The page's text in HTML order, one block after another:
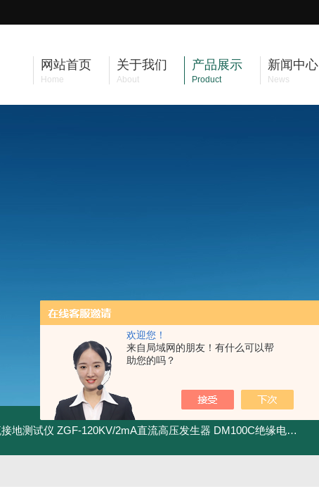
欢迎您！
来自局域网的朋友！有什么可以帮
助您的吗？
网站首页
Home
关于我们
About
产品展示
Product
新闻中心
News
地测试仪 ZGF-120KV/2mA直流高压发生器 DM100C绝缘电阻测试仪